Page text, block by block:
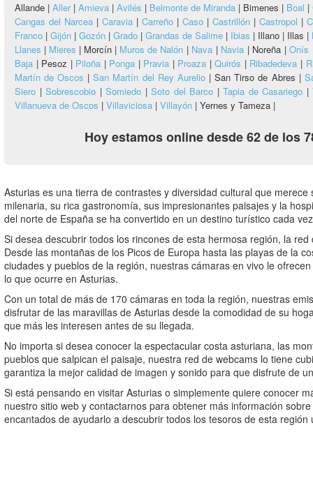
Allande | Aller| Amieva | Avilés | Belmonte de Miranda | Bimenes | Boal |
Cangas del Narcea | Caravia | Carreño | Caso | Castrillón | Castropol |
Franco | Gijón | Gozón | Grado | Grandas de Salime | Ibias | Illano | Illas |
Llanes | Mieres | Morcín | Muros de Nalón | Nava | Navia | Noreña | Onís
Baja | Pesoz | Piloña | Ponga | Pravia | Proaza | Quirós | Ribadedeva |
Martín de Oscos | San Martín del Rey Aurelio | San Tirso de Abres |
Siero | Sobrescobio | Somiedo | Soto del Barco | Tapia de Casariego |
Villanueva de Oscos | Villaviciosa | Villayón | Yernes y Tameza |
Hoy estamos online desde 62 de los
Asturias es una tierra de contrastes y diversidad cultural que
milenaria, su rica gastronomía, sus impresionantes paisajes y la
del norte de España se ha convertido en un destino turístico cada
Si desea descubrir todos los rincones de esta hermosa región, la
Desde las montañas de los Picos de Europa hasta las playas de la
ciudades y pueblos de la región, nuestras cámaras en vivo le
lo que ocurre en Asturias.
Con un total de más de 170 cámaras en toda la región, nuestras
disfrutar de las maravillas de Asturias desde la comodidad de su
que más les interesen antes de su llegada.
No importa si desea conocer la espectacular costa asturiana, las
pueblos que salpican el paisaje, nuestra red de webcams lo tiene
garantiza la mejor calidad de imagen y sonido para que disfrute de
Si está pensando en visitar Asturias o simplemente quiere conocer
nuestro sitio web y contactarnos para obtener más información
encantados de ayudarlo a descubrir todos los tesoros de esta región